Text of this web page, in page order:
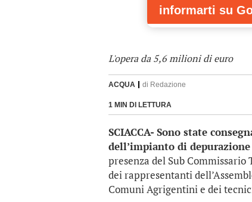
informarti su
L'opera da 5,6 milioni di euro
ACQUA di Redazione
1 MIN DI LETTURA
SCIACCA- Sono state
dell’impianto di depurazione
presenza del Sub Commissario
dei rappresentanti
Comuni Agrigentini e dei